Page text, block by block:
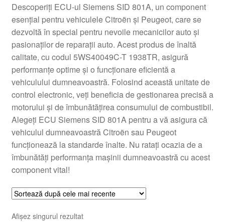
Despre noi
Finalizare comandă
Livrare
Livrare în toată lumea
Plângere
Plățile
Descoperiți ECU-ul Siemens SID 801A, un component
esențial pentru vehiculele Citroën și Peugeot, care se
dezvoltă în special pentru nevoile mecanicilor auto și
pasionaților de reparații auto. Acest produs de înaltă
calitate, cu codul 5WS40049C-T 1938TR, asigură
performanțe optime și o funcționare eficientă a
vehiculului dumneavoastră. Folosind această unitate de
control electronic, veți beneficia de gestionarea precisă a
motorului și de îmbunătățirea consumului de combustibil.
Alegeți ECU Siemens SID 801A pentru a vă asigura că
vehiculul dumneavoastră Citroën sau Peugeot
funcționează la standarde înalte. Nu ratați ocazia de a
îmbunătăți performanța mașinii dumneavoastră cu acest
component vital!
Afișez singurul rezultat